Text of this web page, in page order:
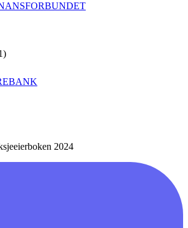
)
2024